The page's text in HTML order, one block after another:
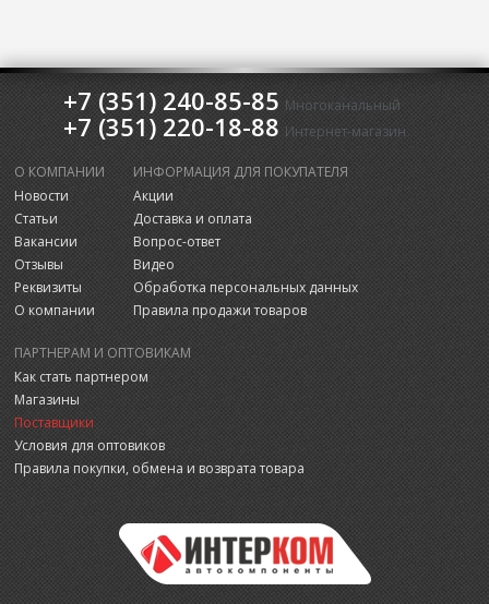
+7 (351) 240-85-85 Многоканальный
+7 (351) 220-18-88 Интернет-магазин
О КОМПАНИИ
Новости
Статьи
Вакансии
Отзывы
Реквизиты
О компании
ИНФОРМАЦИЯ ДЛЯ ПОКУПАТЕЛЯ
Акции
Доставка и оплата
Вопрос-ответ
Видео
Обработка персональных данных
Правила продажи товаров
ПАРТНЕРАМ И ОПТОВИКАМ
Как стать партнером
Магазины
Поставщики
Условия для оптовиков
Правила покупки, обмена и возврата товара